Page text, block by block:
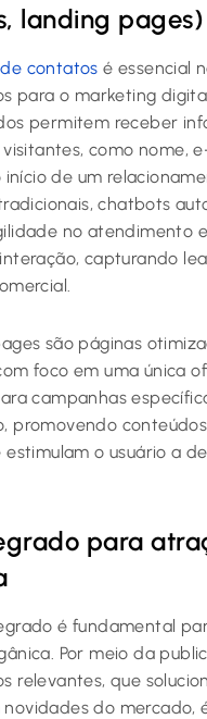
landing pages)
contatos é essencial
para o marketing
permitem receber
visitantes, como nome,
de um
chatbots
no atendimento
capturando
são páginas
foco em uma única
campanhas
promovendo
estimulam o usuário a
para
é fundamental
Por meio da
relevantes, que
do mercado,